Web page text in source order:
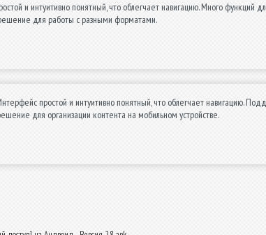
и интуитивно понятный, что облегчает навигацию. Много функций
для работы с разными форматами.
простой и интуитивно понятный, что облегчает навигацию.
для организации контента на мобильном устройстве.